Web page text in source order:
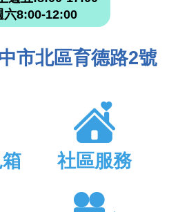
六8:00-12:00
市北區育德路2號
社區服務